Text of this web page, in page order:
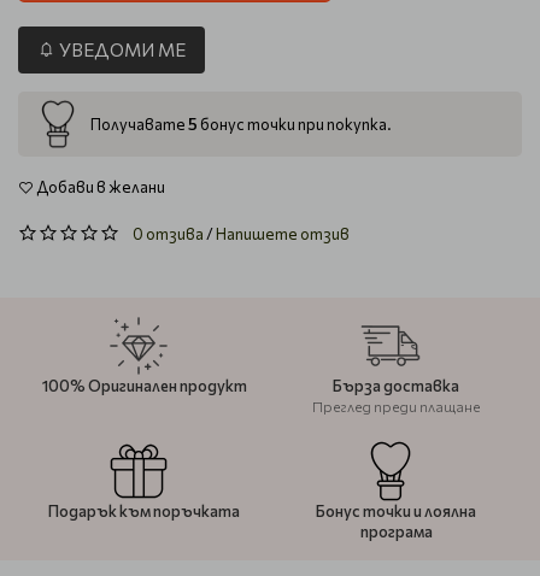
УВЕДОМИ МЕ
Получавате5 бонус точки при покупка.
Добави в желани
0 отзива/Напишете отзив
100% Оригинален продукт Бърза доставка
Преглед преди плащане
Подарък към поръчката
Бонус точки и лоялна
програма